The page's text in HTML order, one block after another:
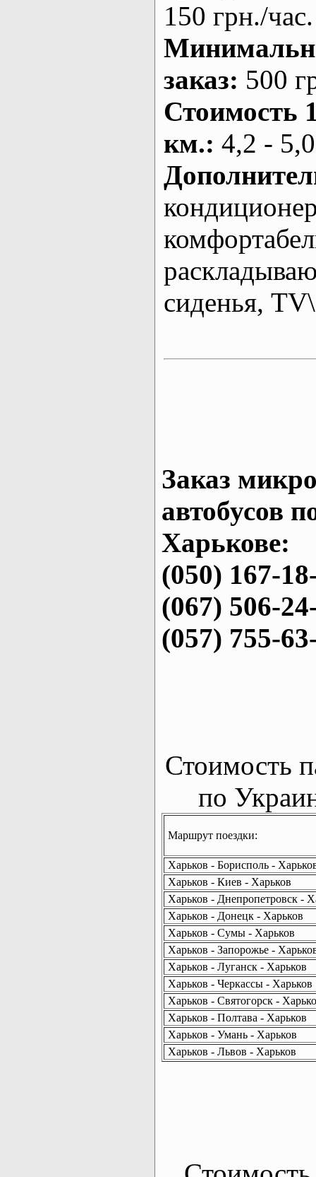
150 грн./час.
заказ: 500
Стоимость
км.: 4,2 -
сиденья,
Заказ
автобусов
Харькове:
(050) 167-
(067) 506-
(057) 755-
Стоимость
по
Маршрут поездки:
Харьков - Борисполь -
Харьков - Киев - Харьков
Харьков - Днепропетровск -
Харьков - Донецк - Харьков
Харьков - Сумы - Харьков
Харьков - Запорожье -
Харьков - Луганск - Харьков
Харьков - Черкассы - Харьков
Харьков - Святогорск -
Харьков - Полтава - Харьков
Харьков - Умань - Харьков
Харьков - Львов - Харьков